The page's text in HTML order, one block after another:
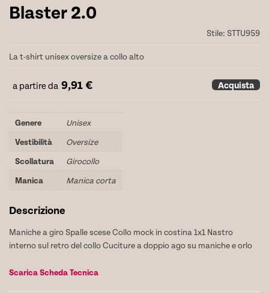
Blaster 2.0
Stile: STTU959
La t-shirt unisex oversize a collo alto
a partire da 9,91 € Acquista
Genere
Unisex
Vestibilità
Oversize
Scollatura
Girocollo
Manica
Manica corta
Descrizione
Maniche a giro Spalle scese Collo mock in costina 1x1 Nastro
interno sul retro del collo Cuciture a doppio ago su maniche e orlo
Scarica Scheda Tecnica